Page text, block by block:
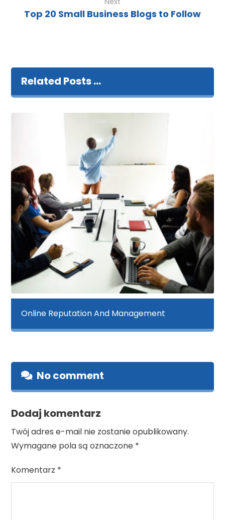
Top 20 Small Business Blogs to Follow
Related Posts ...
Online Reputation And Management
No comment
Dodaj komentarz
Twój adres e-mail nie zostanie opublikowany.
Wymagane pola są oznaczone *
Komentarz *